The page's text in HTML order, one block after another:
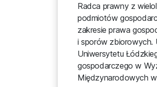
Radca prawny z
podmiotów
zakresie prawa
i sporów zbiorowych.
Uniwersytetu
gospodarczego w
Międzynarodowych